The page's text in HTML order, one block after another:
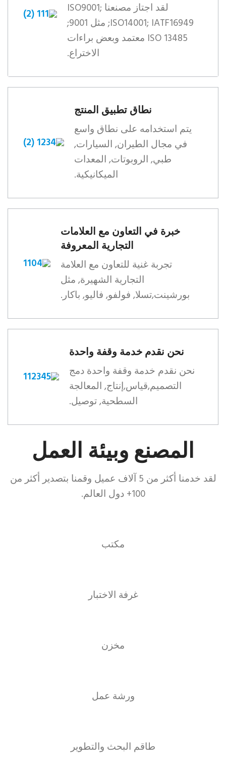
لقد اجتاز مصنعنا ISO9001;
ISO14001; IATF16949; مثل 9001;
ISO 13485 معتمد وبعض براءات
الاختراع.
نطاق تطبيق المنتج
يتم استخدامه على نطاق واسع
في مجال الطيران, السيارات,
طبي, الروبوتات, المعدات
الميكانيكية.
خبرة في التعاون مع العلامات
التجارية المعروفة
تجربة غنية للتعاون مع العلامة
التجارية الشهيرة, مثل
بورشينت,تسلا, فولفو, فاليو, باكار.
نحن نقدم خدمة وقفة واحدة
نحن نقدم خدمة وقفة واحدة دمج
التصميم,قياس,إنتاج, المعالجة
السطحية, توصيل.
المصنع وبيئة العمل
لقد خدمنا أكثر من 5 آلاف عميل وقمنا بتصدير أكثر من
100+ دول العالم.
مكتب
غرفة الاختبار
مخزن
ورشة عمل
طاقم البحث والتطوير